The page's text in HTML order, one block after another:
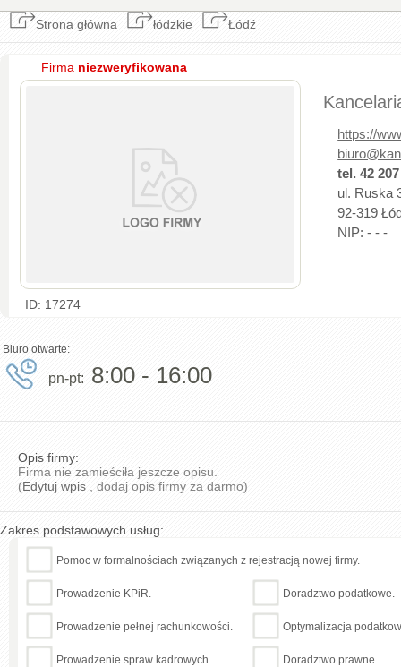
Strona główna łódzkie Łódź
Firma niezweryfikowana
ID: 17274
https://
tel. 42
ul. Ruska
92-319
NIP: - - -
Biuro otwarte:
pn-pt: 8:00 - 16:00
Opis firmy:
Firma nie zamieściła jeszcze opisu.
(Edytuj wpis , dodaj opis firmy za darmo)
Zakres podstawowych usług:
Pomoc w formalnościach związanych z rejestracją nowej firmy.
Prowadzenie KPiR. Doradztwo podatkowe.
Prowadzenie pełnej rachunkowości. Optymalizacja
Prowadzenie spraw kadrowych. Doradztwo prawne.